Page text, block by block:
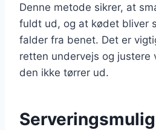
Denne metode sikrer, at
fuldt ud, og at kødet bliver
falder fra benet. Det er
retten undervejs og
den ikke tørrer ud.